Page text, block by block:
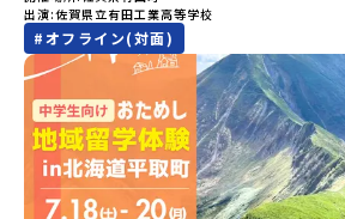
ーーーーーーーーーーーーーーーー💡疑問も
る！2つのステップ知りたいことに合わせて
ください！【STEP1】全体オンライン説明
いつでも視聴可能です） 〜まずは「おため
方へ〜プログラムの全体像や魅力、サポート
す。 【STEP2】個別プログラム説明会（☆
す）〜「地域別のプログラム」を具体的に
は何をするの？」という疑問にお答えする
らではのプログラムをたっぷりお伝えします
説明会はこちらから（順次公開予定）【5/
化、町並みに興味がある！」「ものづくりや
き！」そんな中学生のみなさんにおすすめ！
験」は、日本全国約200の高校と連携し、地
を送る「地域みらい留学」をプチ体験できる
めてのひとり旅でも安心！現地でもスタッフ
いたします。今回のフィールドは「佐賀県
う）」佐賀県の西部にある有田町は、江戸
「窯業（ようぎょう）」の町。 窯（かま）
のづくりが、この町の文化として今も受け継
出演 佐賀県立有田工業高等学校
#オフライン(対面)